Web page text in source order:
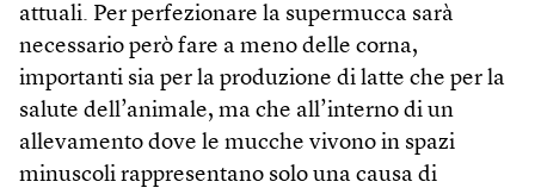
attuali. Per perfezionare la supermucca sarà
necessario però fare a meno delle corna,
importanti sia per la produzione di latte che per la
salute dell’animale, ma che all’interno di un
allevamento dove le mucche vivono in spazi
minuscoli rappresentano solo una causa di